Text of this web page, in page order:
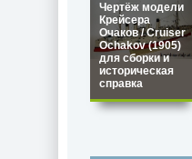
Чертёж модели
Крейсера
Очаков / Cruiser
Ochakov (1905)
для сборки и
историческая
справка